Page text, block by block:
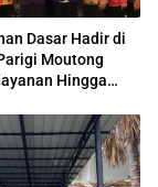
Dasar Hadir di
Moutong
Hingga